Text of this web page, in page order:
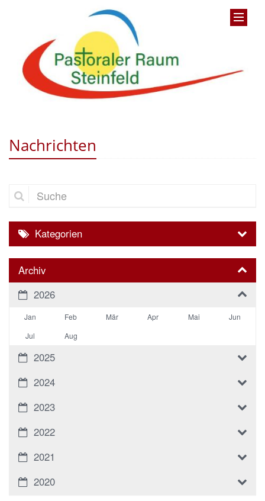
Nachrichten
Suche
Kategorien
Archiv
2026
Jan Feb Mär Apr Mai
Jun
Jul
Aug
2025
2024
2023
2022
2021
2020